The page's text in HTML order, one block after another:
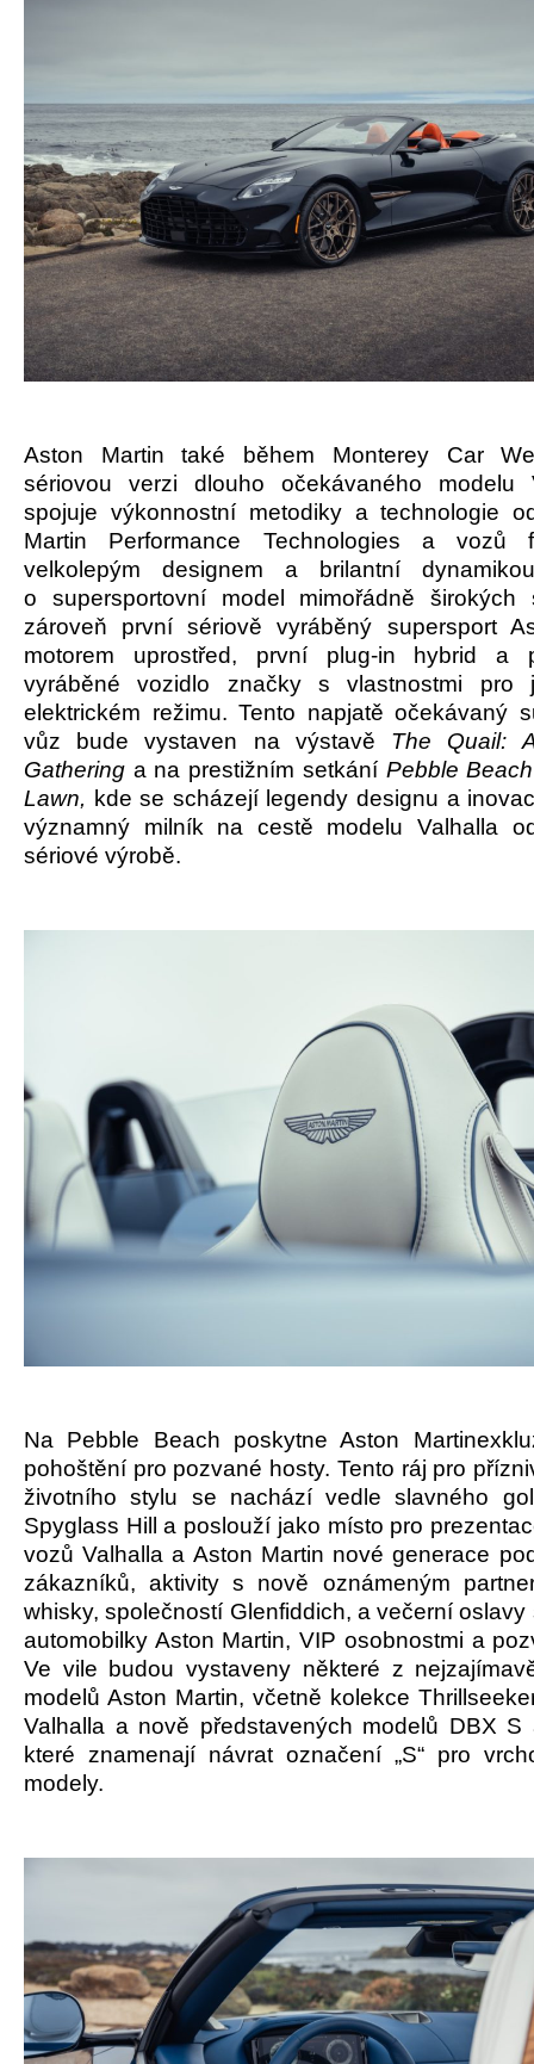
Aston Martin také během Monterey Car
sériovou verzi dlouho očekávaného modelu
spojuje výkonnostní metodiky a technologie
Martin Performance Technologies a
velkolepým designem a brilantní
o supersportovní model mimořádně širokých
zároveň první sériově vyráběný supersport
motorem uprostřed, první plug-in hybrid a
vyráběné vozidlo značky s vlastnostmi
elektrickém režimu. Tento napjatě očekávaný
vůz bude vystaven na výstavě The Quail:
Gathering a na prestižním setkání Pebble
Lawn, kde se scházejí legendy designu a
významný milník na cestě modelu Valhalla
sériové výrobě.
Na Pebble Beach poskytne Aston
pohoštění pro pozvané hosty. Tento ráj pro
životního stylu se nachází vedle slavného
Spyglass Hill a poslouží jako místo pro
vozů Valhalla a Aston Martin nové generace
zákazníků, aktivity s nově oznámeným
whisky, společností Glenfiddich, a večerní oslavy
automobilky Aston Martin, VIP osobnostmi a
Ve vile budou vystaveny některé z
modelů Aston Martin, včetně kolekce
Valhalla a nově představených modelů DBX S
které znamenají návrat označení „S“ pro
modely.